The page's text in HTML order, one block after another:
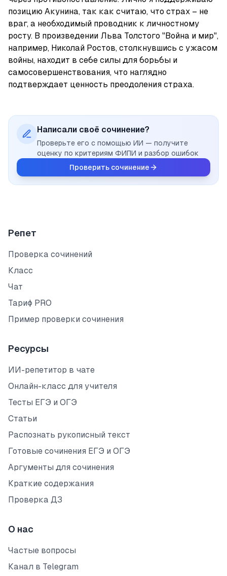
позицию Акунина, так как считаю, что страх – не
враг, а необходимый проводник к личностному
росту. В произведении Льва Толстого "Война и мир",
например, Николай Ростов, столкнувшись с ужасом
войны, находит в себе силы для борьбы и
самосовершенствования, что наглядно
подтверждает ценность преодоления страха.
Написали своё сочинение?
Проверьте его с помощью ИИ — получите
оценку по критериям ФИПИ и разбор ошибок
Проверить сочинение
Репет
Проверка сочинений
Класс
Чат
Тариф PRO
Пример проверки сочинения
Ресурсы
ИИ-репетитор в чате
Онлайн-класс для учителя
Тесты ЕГЭ и ОГЭ
Статьи
Распознать рукописный текст
Готовые сочинения ЕГЭ и ОГЭ
Аргументы для сочинения
Краткие содержания
Проверка ДЗ
О нас
Частые вопросы
Канал в Telegram